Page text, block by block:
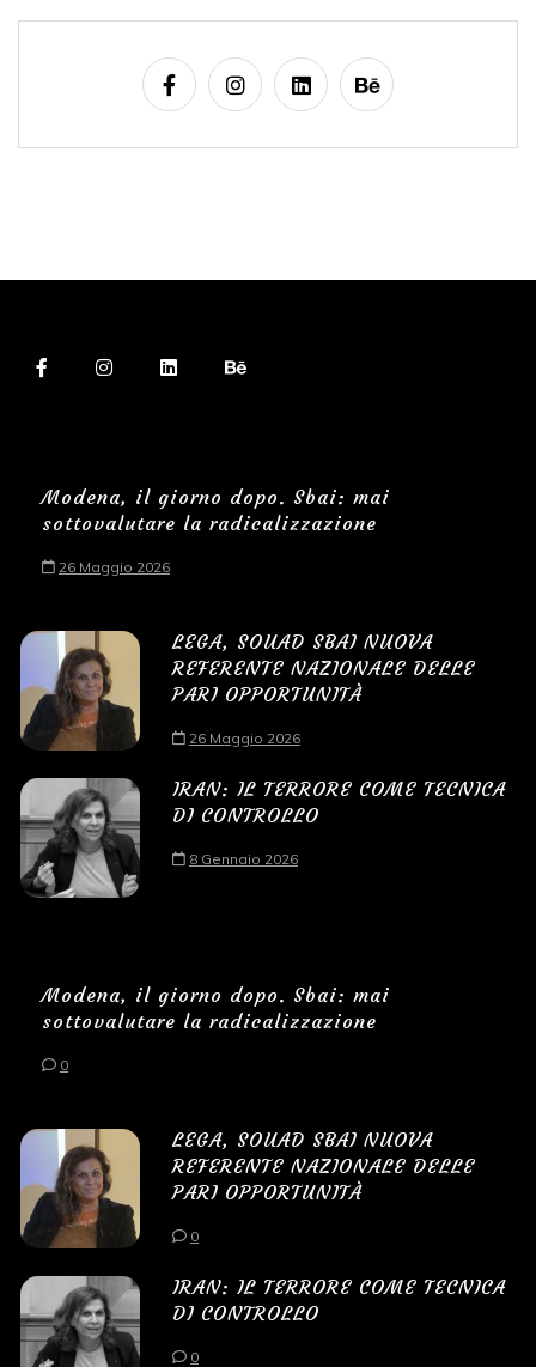
Modena, il giorno dopo. Sbai: mai
sottovalutare la radicalizzazione
26 Maggio 2026
LEGA, SOUAD SBAI NUOVA
REFERENTE NAZIONALE DELLE
PARI OPPORTUNITÀ
26 Maggio 2026
IRAN: IL TERRORE COME TECNICA
DI CONTROLLO
8 Gennaio 2026
Modena, il giorno dopo. Sbai: mai
sottovalutare la radicalizzazione
0
LEGA, SOUAD SBAI NUOVA
REFERENTE NAZIONALE DELLE
PARI OPPORTUNITÀ
0
IRAN: IL TERRORE COME TECNICA
DI CONTROLLO
0